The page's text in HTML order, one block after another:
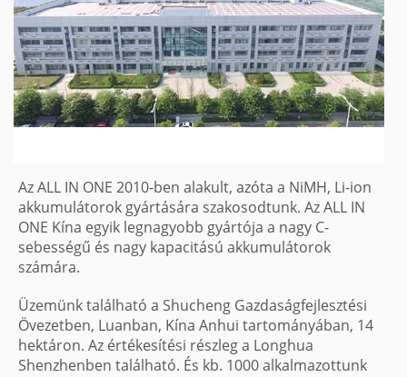
Az ALL IN ONE 2010-ben alakult, azóta a NiMH, Li-ion
akkumulátorok gyártására szakosodtunk. Az ALL IN
ONE Kína egyik legnagyobb gyártója a nagy C-
sebességű és nagy kapacitású akkumulátorok
számára.
Üzemünk található a Shucheng Gazdaságfejlesztési
Övezetben, Luanban, Kína Anhui tartományában, 14
hektáron. Az értékesítési részleg a Longhua
Shenzhenben található. És kb. 1000 alkalmazottunk